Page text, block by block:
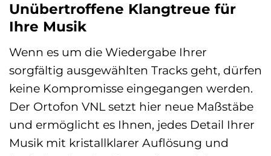
Unübertroffene Klangtreue für
Ihre Musik
Wenn es um die Wiedergabe Ihrer
sorgfältig ausgewählten Tracks geht, dürfen
keine Kompromisse eingegangen werden.
Der Ortofon VNL setzt hier neue Maßstäbe
und ermöglicht es Ihnen, jedes Detail Ihrer
Musik mit kristallklarer Auflösung und